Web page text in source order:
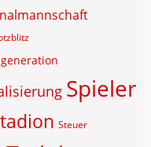
Spieler
Steuer